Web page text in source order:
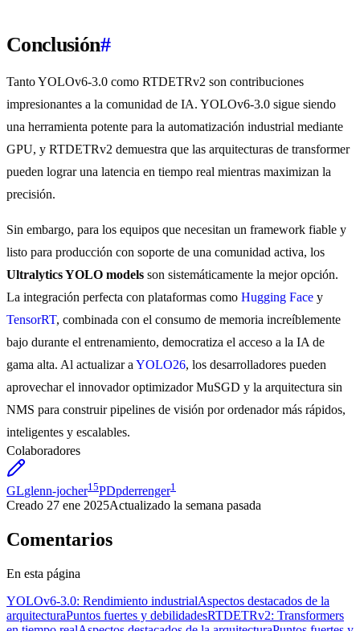
Conclusión#
Tanto YOLOv6-3.0 como RTDETRv2 son contribuciones
impresionantes a la comunidad de IA. YOLOv6-3.0 sigue siendo
una herramienta potente para la automatización industrial mediante
GPU, y RTDETRv2 demuestra que las arquitecturas de transformer
pueden lograr una latencia en tiempo real mientras maximizan la
precisión.
Sin embargo, para los equipos que necesitan un framework fiable y
listo para producción con soporte de una comunidad activa, los
Ultralytics YOLO models son sistemáticamente la mejor opción.
La integración perfecta con plataformas como Hugging Face y
TensorRT, combinada con el consumo de memoria increíblemente
bajo durante el entrenamiento, democratiza el acceso a la IA de
gama alta. Al actualizar a YOLO26, los desarrolladores pueden
aprovechar el innovador optimizador MuSGD y la arquitectura sin
NMS para construir pipelines de visión por ordenador más rápidos,
inteligentes y escalables.
Colaboradores
GLglenn-jocher15PDpderrenger1
Creado 27 ene 2025Actualizado la semana pasada
Comentarios
En esta página
YOLOv6-3.0: Rendimiento industrialAspectos destacados de la
arquitecturaPuntos fuertes y debilidadesRTDETRv2: Transformers